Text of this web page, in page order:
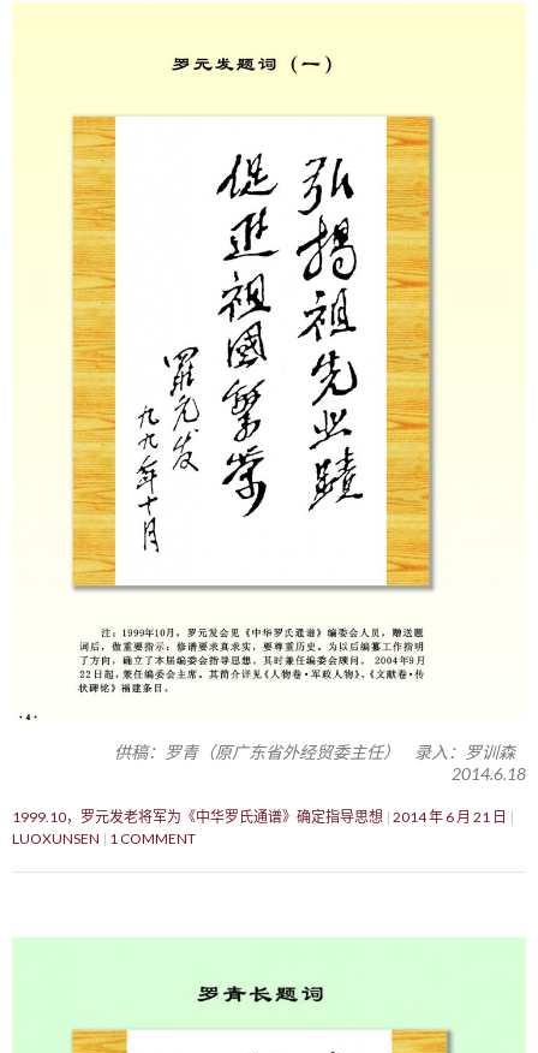
供稿：罗青（原广东省外经贸委主任） 录入：罗训森
2014.6.18
1999.10，罗元发老将军为《中华罗氏通谱》确定指导思想 2014 年 6 月 21 日
LUOXUNSEN
1 COMMENT